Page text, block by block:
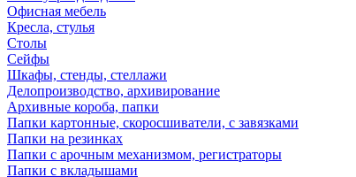
Офисная мебель
Кресла, стулья
Столы
Сейфы
Шкафы, стенды, стеллажи
Делопроизводство, архивирование
Архивные короба, папки
Папки картонные, скоросшиватели, с завязками
Папки на резинках
Папки с арочным механизмом, регистраторы
Папки с вкладышами